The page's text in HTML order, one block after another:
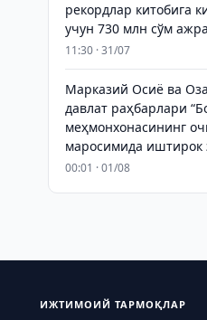
рекордлар китобига
учун 730 млн сўм
11:30 · 31/07
Марказий Осиё ва
давлат раҳбарлари
меҳмонхонасининг
маросимида иштирок
00:01 · 01/08
ИЖТИМОИЙ ТАРМОҚЛАР